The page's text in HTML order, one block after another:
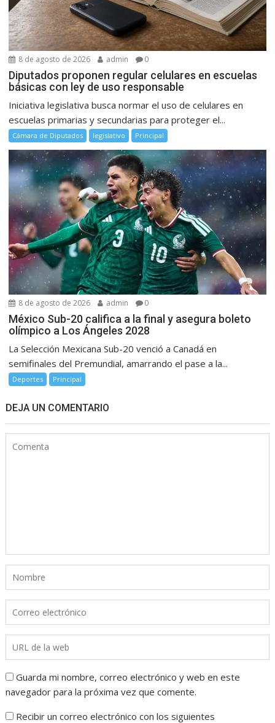
8 de agosto de 2026 admin 0
Diputados proponen regular celulares en escuelas
básicas con ley de uso responsable
Iniciativa legislativa busca normar el uso de celulares en
escuelas primarias y secundarias para proteger el...
Cámara de Diputados legislativo Principal
8 de agosto de 2026 admin 0
México Sub-20 califica a la final y asegura boleto
olímpico a Los Ángeles 2028
La Selección Mexicana Sub-20 venció a Canadá en
semifinales del Premundial, amarrando el pase a la...
Deportes Principal
DEJA UN COMENTARIO
Guarda mi nombre, correo electrónico y web en este
navegador para la próxima vez que comente.
Recibir un correo electrónico con los siguientes